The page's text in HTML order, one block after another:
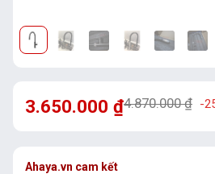
3.650.000 ₫4.870.000₫ -
Ahaya.vn cam kết